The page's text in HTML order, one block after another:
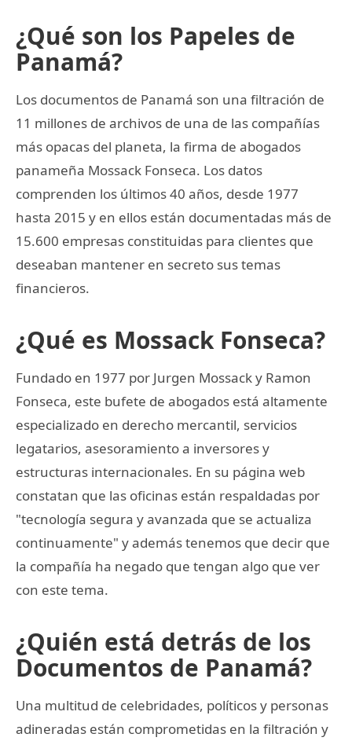
¿Qué son los Papeles de
Panamá?
Los documentos de Panamá son una filtración de
11 millones de archivos de una de las compañías
más opacas del planeta, la firma de abogados
panameña Mossack Fonseca. Los datos
comprenden los últimos 40 años, desde 1977
hasta 2015 y en ellos están documentadas más de
15.600 empresas constituidas para clientes que
deseaban mantener en secreto sus temas
financieros.
¿Qué es Mossack Fonseca?
Fundado en 1977 por Jurgen Mossack y Ramon
Fonseca, este bufete de abogados está altamente
especializado en derecho mercantil, servicios
legatarios, asesoramiento a inversores y
estructuras internacionales. En su página web
constatan que las oficinas están respaldadas por
"tecnología segura y avanzada que se actualiza
continuamente" y además tenemos que decir que
la compañía ha negado que tengan algo que ver
con este tema.
¿Quién está detrás de los
Documentos de Panamá?
Una multitud de celebridades, políticos y personas
adineradas están comprometidas en la filtración y